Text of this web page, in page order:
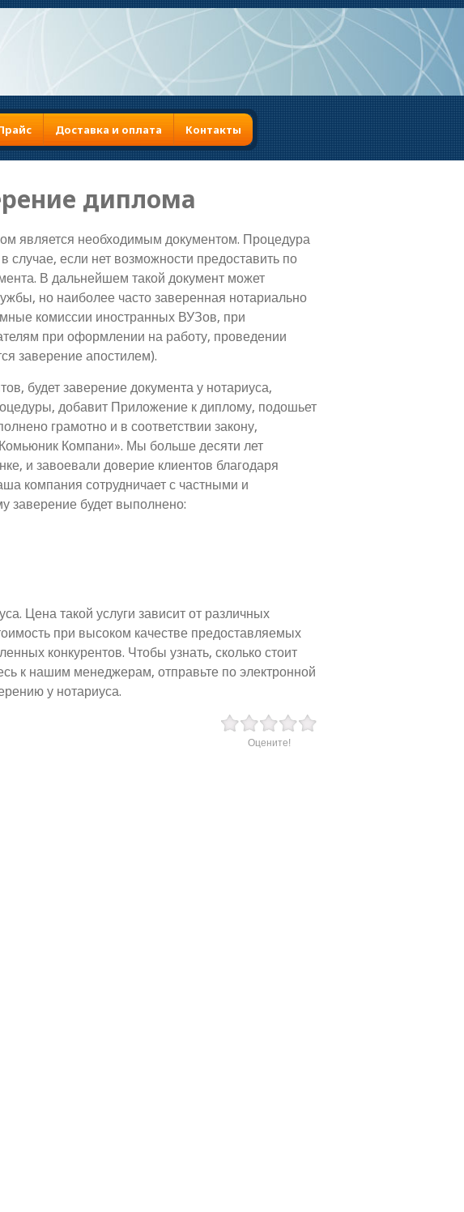
Русский Українська
Доставка и оплата Контакты
диплома
является необходимым документом. Процедура
случае, если нет возможности предоставить по
В дальнейшем такой документ может
но наиболее часто заверенная нотариально
комиссии иностранных ВУЗов, при
при оформлении на работу, проведении
заверение апостилем).
будет заверение документа у нотариуса,
добавит Приложение к диплому, подошьет
грамотно и в соответствии закону,
Компани». Мы больше десяти лет
и завоевали доверие клиентов благодаря
компания сотрудничает с частными и
заверение будет выполнено:
Цена такой услуги зависит от различных
при высоком качестве предоставляемых
конкурентов. Чтобы узнать, сколько стоит
к нашим менеджерам, отправьте по электронной
у нотариуса.
Оцените!